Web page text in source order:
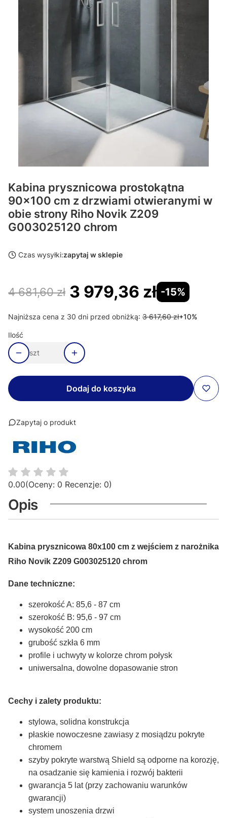
Kabina prysznicowa prostokątna
90x100 cm z drzwiami otwieranymi w
obie strony Riho Novik Z209
G003025120 chrom
Czas wysyłki:zapytaj w sklepie
4 681,60 zł 3 979,36 zł -15%
Najniższa cena z 30 dni przed obniżką: 3 617,60 zł+10%
Ilość
szt
Dodaj do koszyka
Zapytaj o produkt
0.00(Oceny: 0 Recenzje: 0)
Opis
Kabina prysznicowa 80x100 cm z wejściem z narożnika
Riho Novik Z209 G003025120 chrom
Dane techniczne:
szerokość A: 85,6 - 87 cm
szerokość B: 95,6 - 97 cm
wysokość 200 cm
grubość szkła 6 mm
profile i uchwyty w kolorze chrom połysk
uniwersalna, dowolne dopasowanie stron
Cechy i zalety produktu:
stylowa, solidna konstrukcja
płaskie nowoczesne zawiasy z mosiądzu pokryte
chromem
szyby pokryte warstwą Shield są odporne na korozję,
na osadzanie się kamienia i rozwój bakterii
gwarancja 5 lat (przy zachowaniu warunków
gwarancji)
system unoszenia drzwi